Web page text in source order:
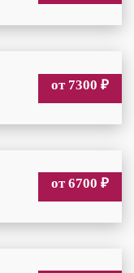
от 7300 ₽
от 6700 ₽